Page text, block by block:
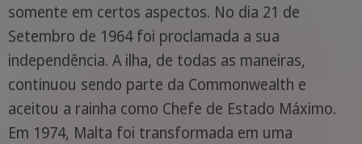
somente em certos aspectos. No dia 21 de
Setembro de 1964 foi proclamada a sua
independência. A ilha, de todas as maneiras,
continuou sendo parte da Commonwealth e
aceitou a rainha como Chefe de Estado Máximo.
Em 1974, Malta foi transformada em uma